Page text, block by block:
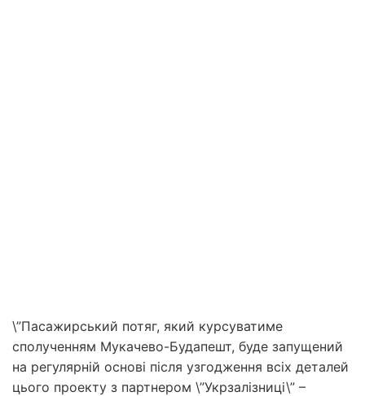
\”Пасажирський потяг, який курсуватиме
сполученням Мукачево-Будапешт, буде запущений
на регулярній основі після узгодження всіх деталей
цього проекту з партнером \”Укрзалізниці\” –